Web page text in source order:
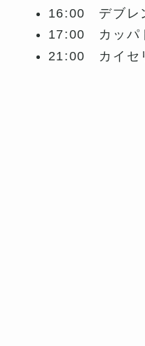
16:00 デブレ
17:00 カッパ
21:00 カイセ